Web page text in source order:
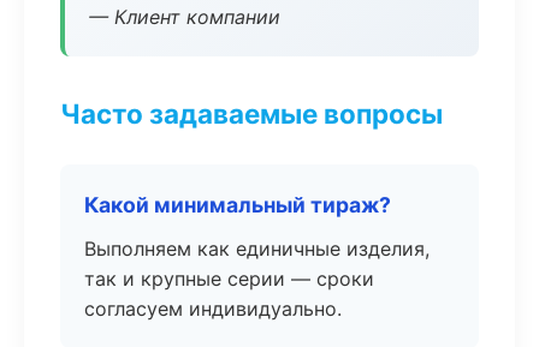
— Клиент компании
Часто задаваемые вопросы
Какой минимальный тираж?
Выполняем как единичные изделия,
так и крупные серии — сроки
согласуем индивидуально.